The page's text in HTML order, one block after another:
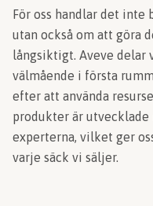
För oss handlar det inte
utan också om att göra
långsiktigt. Aveve delar
välmående i första
efter att använda
produkter är utvecklade
experterna, vilket ger
varje säck vi säljer.